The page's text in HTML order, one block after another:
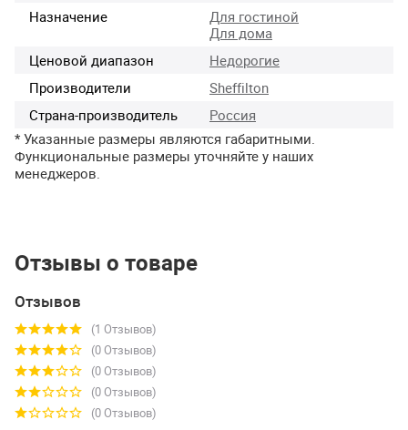
Назначение
Для гостиной
Для дома
Ценовой диапазон
Недорогие
Производители
Sheffilton
Страна-производитель
Россия
* Указанные размеры являются габаритными.
Функциональные размеры уточняйте у наших
менеджеров.
Отзывы о товаре
Отзывов
(1 Отзывов)
(0 Отзывов)
(0 Отзывов)
(0 Отзывов)
(0 Отзывов)